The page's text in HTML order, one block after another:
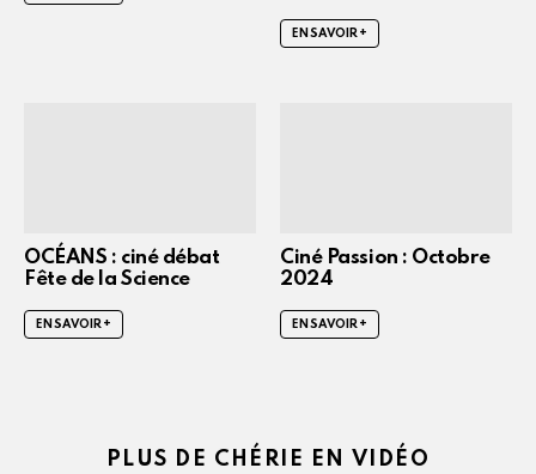
EN SAVOIR +
OCÉANS : ciné débat
Fête de la Science
EN SAVOIR +
Ciné Passion : Octobre
2024
EN SAVOIR +
PLUS DE CHÉRIE EN VIDÉO